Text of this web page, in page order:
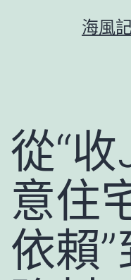
海風
從“
意住
依賴”